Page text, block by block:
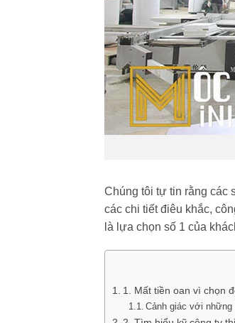
Chúng tôi tự tin rằng các
các chi tiết điêu khắc,
là lựa chọn số 1 của
1. Mất tiền oan vì chọn
Cảnh giác với